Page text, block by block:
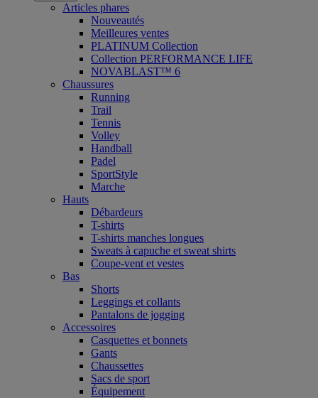
Articles phares
Nouveautés
Meilleures ventes
PLATINUM Collection
Collection PERFORMANCE LIFE
NOVABLAST™ 6
Chaussures
Running
Trail
Tennis
Volley
Handball
Padel
SportStyle
Marche
Hauts
Débardeurs
T-shirts
T-shirts manches longues
Sweats à capuche et sweat shirts
Coupe-vent et vestes
Bas
Shorts
Leggings et collants
Pantalons de jogging
Accessoires
Casquettes et bonnets
Gants
Chaussettes
Sacs de sport
Équipement